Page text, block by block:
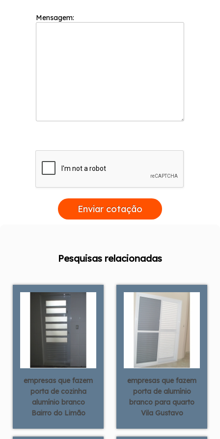
Mensagem:
Enviar cotação
Pesquisas relacionadas
empresas que fazem
porta de cozinha
alumínio branco
Bairro do Limão
empresas que fazem
porta de alumínio
branco para quarto
Vila Gustavo